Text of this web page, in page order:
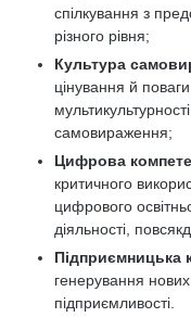
спілкування з
різного рівня;
Культура
цінування й
самовираження;
Цифрова
критичного
цифрового
діяльності,
Підприємницька
генерування нових
підприємливості.